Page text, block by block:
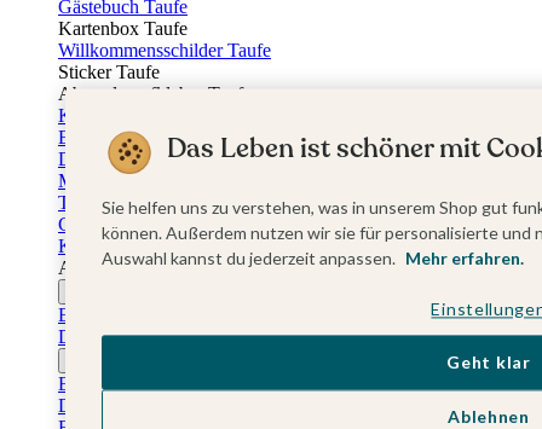
Gästebuch Taufe
Kartenbox Taufe
Willkommensschilder Taufe
Sticker Taufe
Absenderaufkleber Taufe
Konfirmationskarten
Einladungskarten Konfirmation
Danksagung Konfirmation
Menükarten Konfirmation
Tischkarten Konfirmation
Gästebuch Konfirmation
Kerzen Konfirmation
Aufkleber zum Anlass Ihres Kindes
Einladungskarten Firmung
Dankeskarten Firmung
Einladungskarten Jugendweihe
Dankeskarten Jugendweihe
Das Leben ist schöner mit
Sie helfen uns zu verstehen, was in unserem Shop gut
können. Außerdem nutzen wir sie für personalisierte
Auswahl kannst du jederzeit anpassen. Mehr erfahren.
Ablehnen
Geht klar